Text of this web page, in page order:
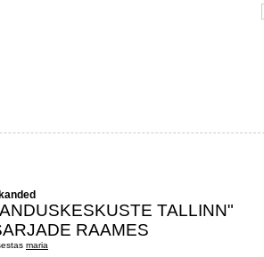
TALLINN"
RAAMES
maria